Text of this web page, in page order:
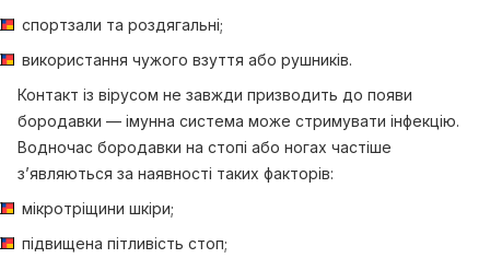
спортзали та роздягальні;
використання чужого взуття або рушників.
Контакт із вірусом не завжди призводить до появи
бородавки — імунна система може стримувати інфекцію.
Водночас бородавки на стопі або ногах частіше
з’являються за наявності таких факторів:
мікротріщини шкіри;
підвищена пітливість стоп;